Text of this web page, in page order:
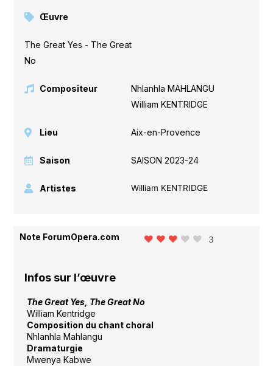
Œuvre
The Great Yes - The Great
No
Compositeur Nhlanhla MAHLANGU
William KENTRIDGE
Lieu Aix-en-Provence
Saison SAISON 2023-24
Artistes William KENTRIDGE
Note ForumOpera.com 3
Infos sur l’œuvre
The Great Yes, The Great No
William Kentridge
Composition du chant choral
Nhlanhla Mahlangu
Dramaturgie
Mwenya Kabwe